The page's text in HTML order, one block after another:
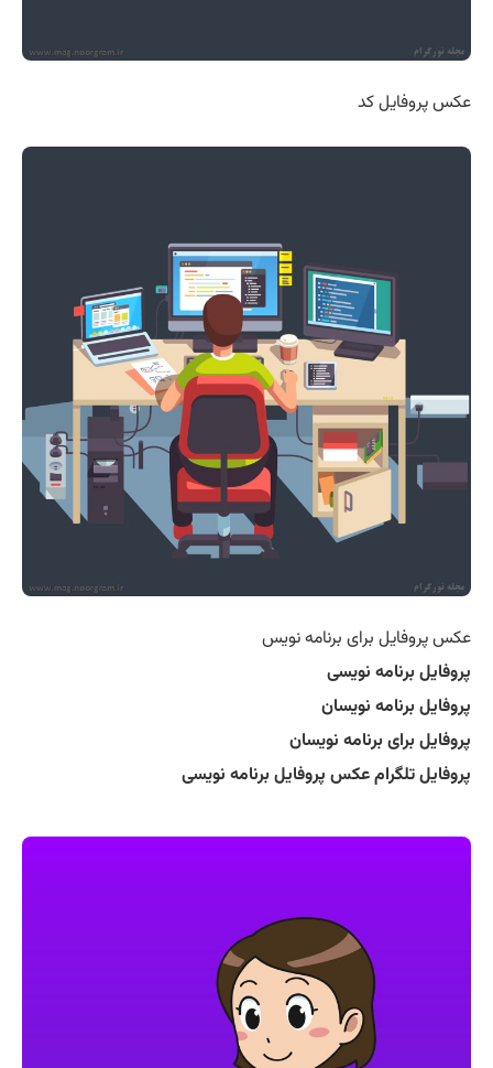
عکس پروفایل کد
عکس پروفایل برای برنامه نویس
پروفایل برنامه نویسی
پروفایل برنامه نویسان
پروفایل برای برنامه نویسان
پروفایل تلگرام عکس پروفایل برنامه نویسی